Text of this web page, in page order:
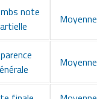
note
Moyenne
Moyenne